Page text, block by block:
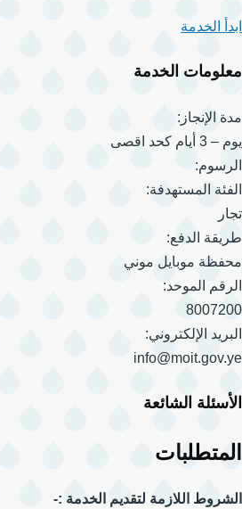
ابدأ الخدمة
معلومات الخدمة
مدة الإنجاز:
يوم – 3 أيام كحد اقصى
الرسوم:
الفئة المستهدفة:
تجار
طريقة الدفع:
محفظة موبايل موني
الرقم الموحد:
8007200
البريد الإلكتروني:
info@moit.gov.ye
الأسئلة الشائعة
المتطلبات
الشروط اللازمة لتقديم الخدمة :-